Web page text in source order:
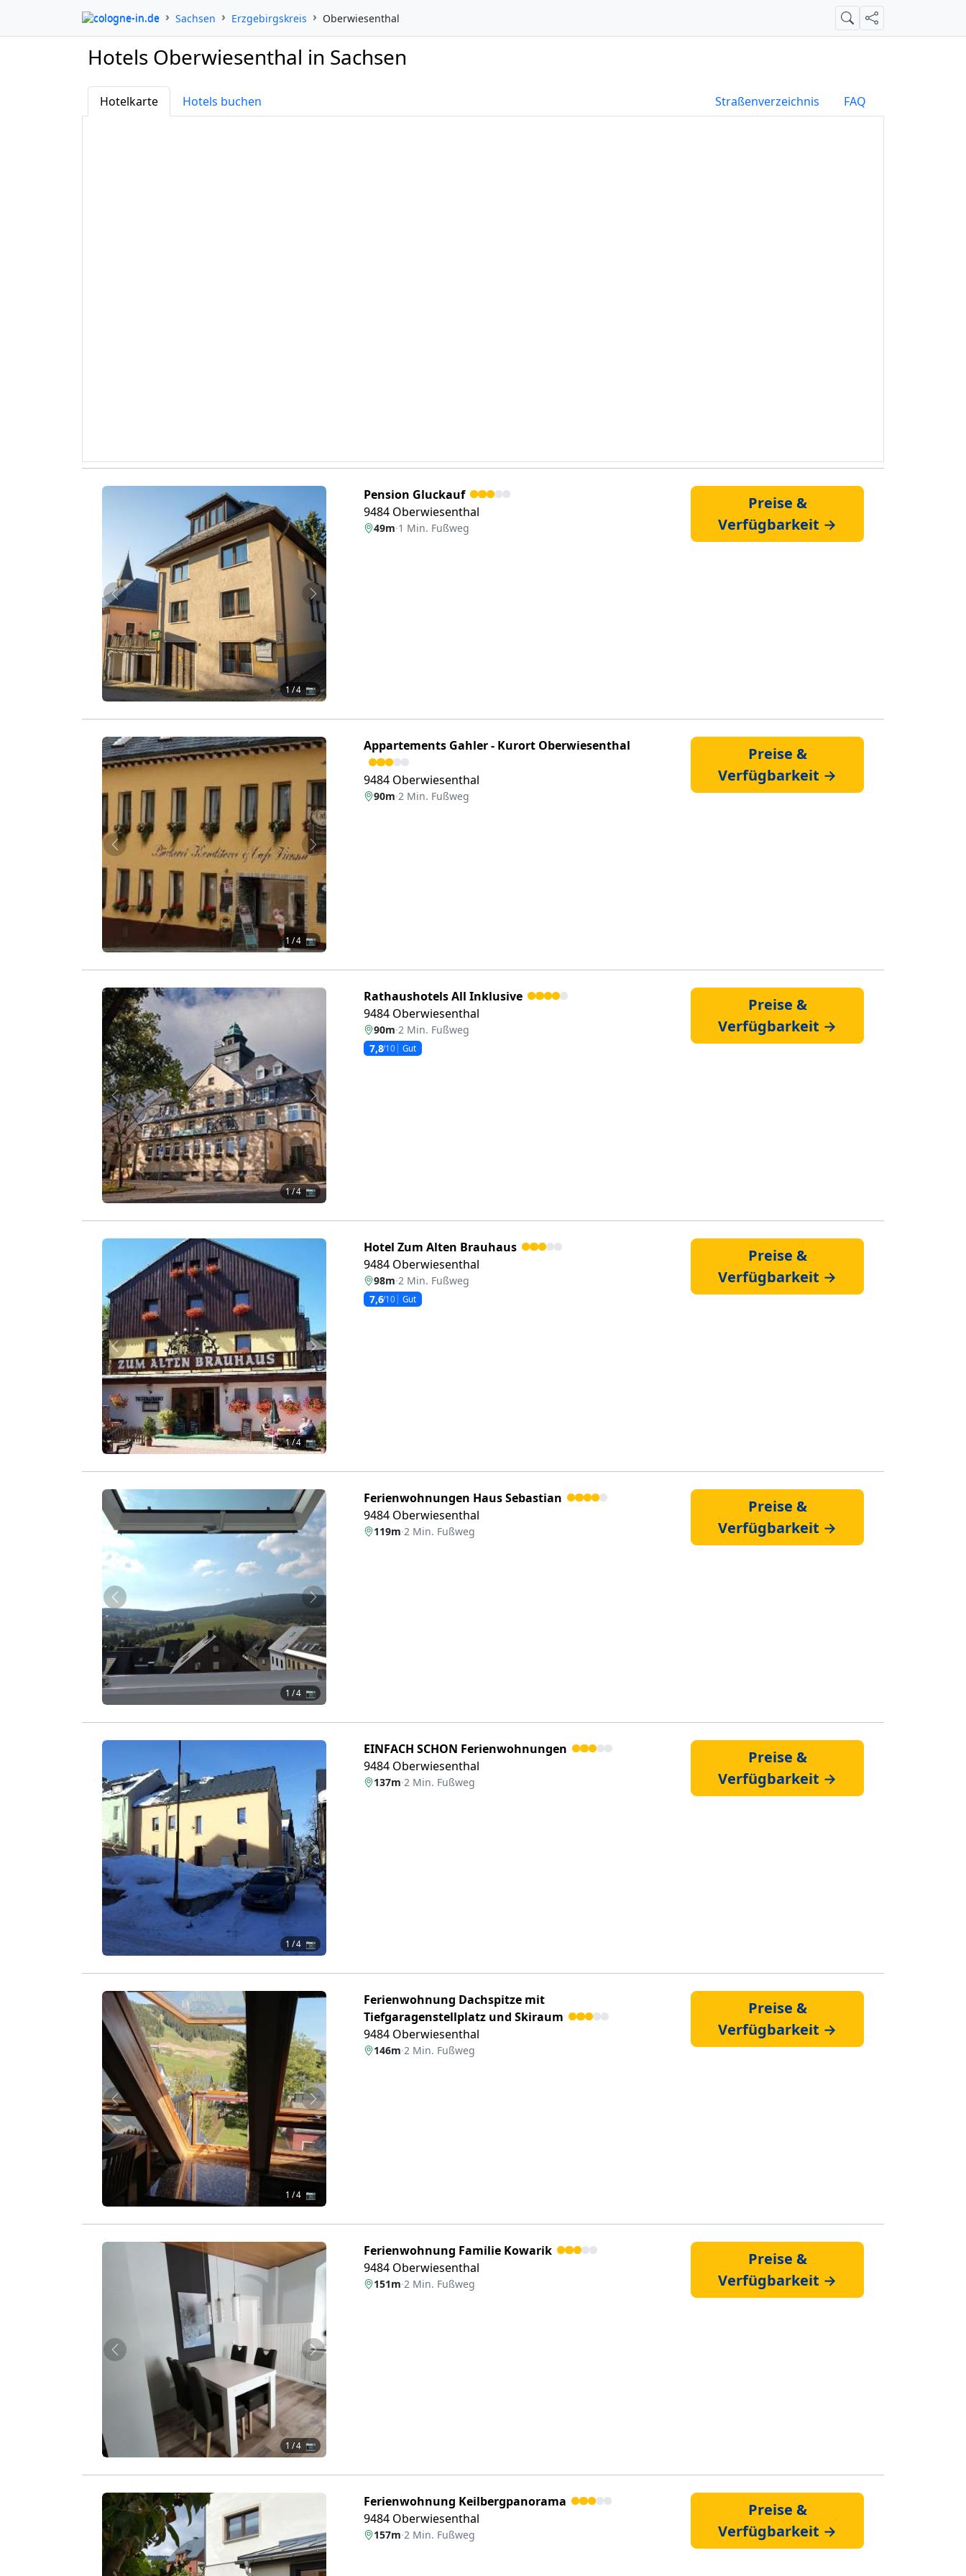
cologne-in.de Sachsen Erzgebirgskreis Oberwiesenthal SucheTeilen
Hotels Oberwiesenthal in Sachsen
Hotelkarte Hotels buchen Straßenverzeichnis FAQ
Zurück Weiter
1 / 4 📷
Pension Gluckauf
9484 Oberwiesenthal
49m·1 Min. Fußweg
Preise &
Verfügbarkeit →
Zurück Weiter
1 / 4 📷
Appartements Gahler - Kurort Oberwiesenthal
9484 Oberwiesenthal
90m·2 Min. Fußweg
Preise &
Verfügbarkeit →
Zurück Weiter
1/ 4 📷
Rathaushotels All Inklusive
9484 Oberwiesenthal
90m·2 Min. Fußweg
7,8/10 Gut
Preise &
Verfügbarkeit →
Zurück Weiter
1/ 4 📷
Hotel Zum Alten Brauhaus
9484 Oberwiesenthal
98m·2 Min. Fußweg
7,6/10 Gut
Preise &
Verfügbarkeit →
Zurück Weiter
1 / 4 📷
Ferienwohnungen Haus Sebastian
9484 Oberwiesenthal
119m·2 Min. Fußweg
Preise &
Verfügbarkeit →
Zurück Weiter
1 / 4 📷
EINFACH SCHON Ferienwohnungen
9484 Oberwiesenthal
137m·2 Min. Fußweg
Preise &
Verfügbarkeit →
Zurück Weiter
1 / 4 📷
Ferienwohnung Dachspitze mit
Tiefgaragenstellplatz und Skiraum
9484 Oberwiesenthal
146m·2 Min. Fußweg
Preise &
Verfügbarkeit →
Zurück Weiter
1 / 4 📷
Ferienwohnung Familie Kowarik
9484 Oberwiesenthal
151m·2 Min. Fußweg
Preise &
Verfügbarkeit →
Ferienwohnung Keilbergpanorama
9484 Oberwiesenthal
157m·2 Min. Fußweg
Preise &
Verfügbarkeit →